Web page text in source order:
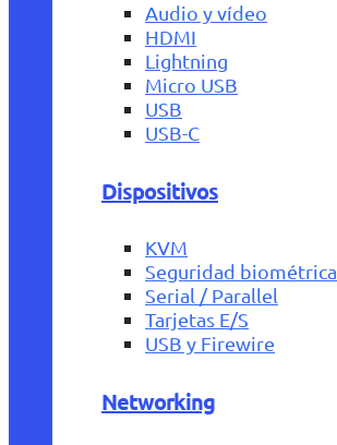
Audio y vídeo
HDMI
Lightning
Micro USB
USB
USB-C
Dispositivos
KVM
Seguridad biométrica
Serial / Parallel
Tarjetas E/S
USB y Firewire
Networking